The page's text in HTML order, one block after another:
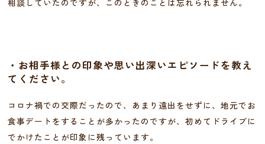
相談していたのですが、このときのことは忘れられません。
・お相手様との印象や思い出深いエピソードを教え
てください。
コロナ禍での交際だったので、あまり遠出をせずに、地元でお
食事デートをすることが多かったのですが、初めてドライブに
でかけたことが印象に残っています。